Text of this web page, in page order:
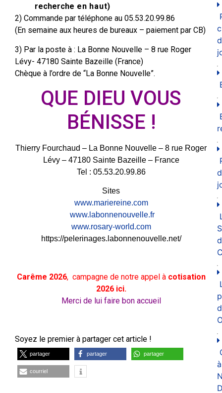
recherche en haut)
2) Commande par téléphone au 05.53.20.99.86
(En semaine aux heures de bureaux – paiement par CB)
3) Par la poste à : La Bonne Nouvelle – 8 rue Roger
Lévy- 47180 Sainte Bazeille (France)
Chèque à l’ordre de “La Bonne Nouvelle”.
QUE DIEU VOUS
BÉNISSE !
Thierry Fourchaud – La Bonne Nouvelle – 8 rue Roger
Lévy – 47180 Sainte Bazeille – France
Tel : 05.53.20.99.86
Sites
www.mariereine.com
www.labonnenouvelle.fr
www.rosary-world.com
https://pelerinages.labonnenouvelle.net/
Carême 2026, campagne de notre appel à cotisation
2026 ici.
Merci de lui faire bon accueil
Soyez le premier à partager cet article !
partager partager partager
courriel
à